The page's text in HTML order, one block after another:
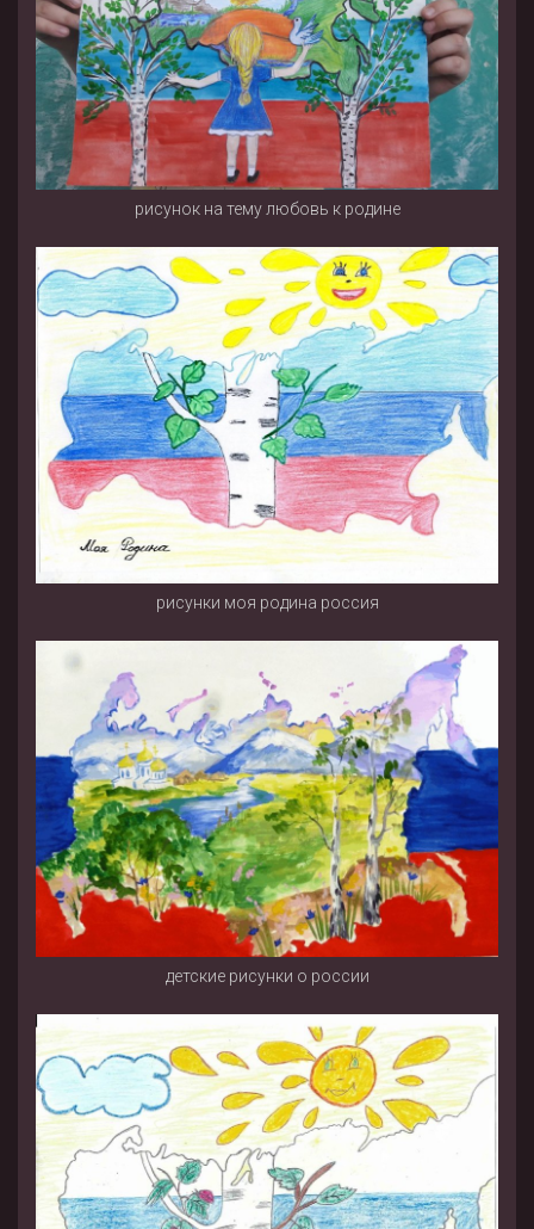
рисунок на тему любовь к родине
рисунки моя родина россия
детские рисунки о россии